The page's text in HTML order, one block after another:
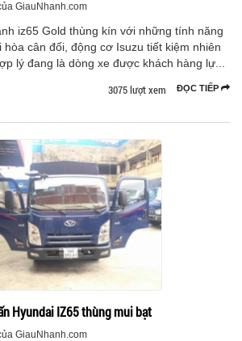
GiauNhanh.com
iz65 Gold thùng kín với những tính năng
hòa cân đối, động cơ Isuzu tiết kiệm nhiên
lý đang là dòng xe được khách hàng lự...
ĐỌC TIẾP
3075 lượt xem
Hyundai IZ65 thùng mui bạt
GiauNhanh.com